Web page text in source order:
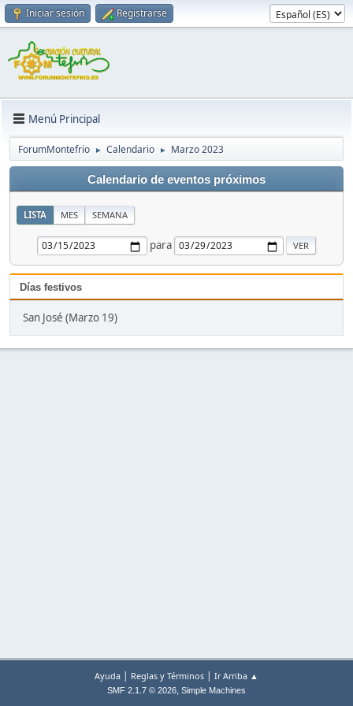
Iniciar sesión Registrarse
Menú Principal
ForumMontefrio ► Calendario ► Marzo 2023
Calendario de eventos próximos
LISTA MES SEMANA
para
Días festivos
San José (Marzo 19)
Ayuda | Reglas y Términos | Ir Arriba ▲
SMF 2.1.7 © 2026, Simple Machines